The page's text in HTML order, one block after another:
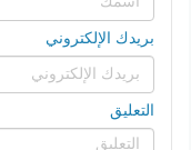
بريدك الإلكتروني
التعليق